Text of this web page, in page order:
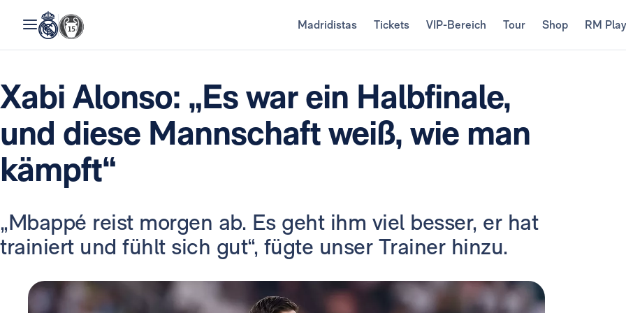
Madridistas Tickets VIP-Bereich Tour Shop RM Play
Xabi Alonso: „Es war ein Halbfinale,
und diese Mannschaft weiß, wie man
kämpft“
„Mbappé reist morgen ab. Es geht ihm viel besser, er hat
trainiert und fühlt sich gut“, fügte unser Trainer hinzu.